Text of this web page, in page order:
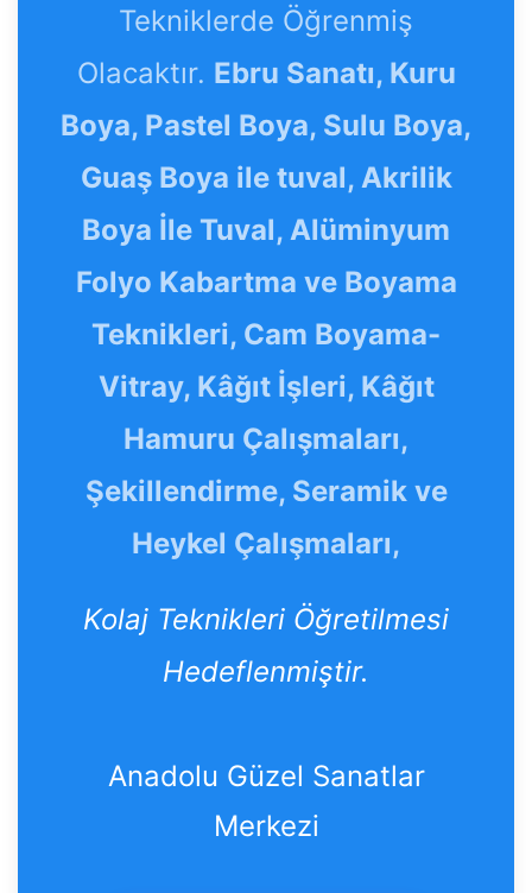
Tekniklerde Öğrenmiş
Olacaktır. Ebru Sanatı, Kuru
Boya, Pastel Boya, Sulu Boya,
Guaş Boya ile tuval, Akrilik
Boya İle Tuval, Alüminyum
Folyo Kabartma ve Boyama
Teknikleri, Cam Boyama-
Vitray, Kâğıt İşleri, Kâğıt
Hamuru Çalışmaları,
Şekillendirme, Seramik ve
Heykel Çalışmaları,
Kolaj Teknikleri Öğretilmesi
Hedeflenmiştir.
Anadolu Güzel Sanatlar
Merkezi